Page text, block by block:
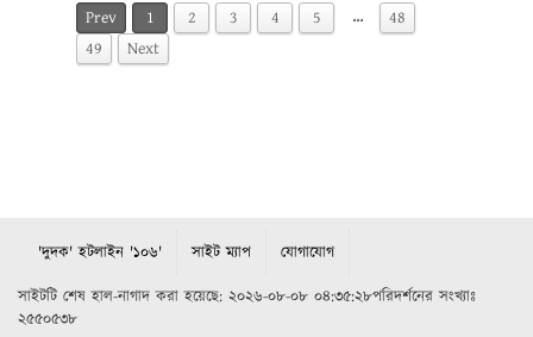
Prev 1 2 3 4 5 …
48
49
Next
'দুদক' হটলাইন '১০৬' সাইট ম্যাপ যোগাযোগ
সাইটটি শেষ হাল-নাগাদ করা হয়েছে: ২০২৬-০৮-০৮ ০৪:৩৫:২৮পরিদর্শনের সংখ্যাঃ
২৫৫০৫৩৮